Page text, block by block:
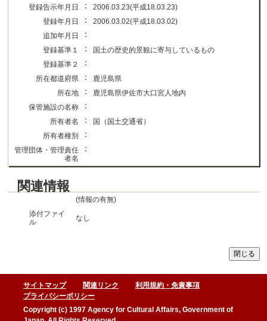
登録告示年月日
：
2006.03.23(平成18.03.23)
登録年月日
：
2006.03.02(平成18.03.02)
追加年月日
：
登録基準１ ：
国土の歴史的景観に寄与しているもの
登録基準２
：
所在都道府県 ：
鹿児島県
所在地
：
鹿児島県伊佐市大口宮人地内
保管施設の名称
：
所有者名 ：
国（国土交通省）
所有者種別
：
管理団体・管理責任
者名
：
関連情報
(情報の有無)
添付ファイ
ル
なし
サイトマップ 関連リンク
利用規約・免責事項
プライバシーポリシー
Copyright (c) 1997 Agency for Cultural Affairs, Government of